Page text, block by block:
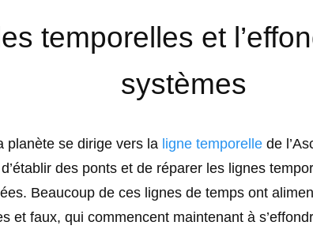
temporelles et
systèmes
planète se dirige vers la ligne temporelle de
des ponts et de réparer les lignes
Beaucoup de ces lignes de temps ont
et faux, qui commencent maintenant à